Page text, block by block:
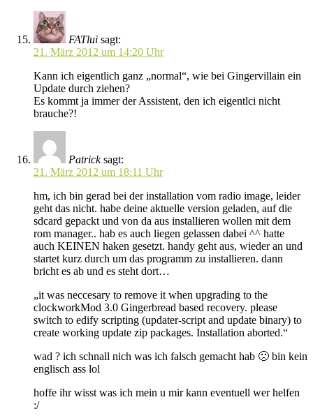
FATlui sagt:
21. März 2012 um 14:20 Uhr
Kann ich eigentlich ganz „normal“, wie bei Gingervillain ein
Update durch ziehen?
Es kommt ja immer der Assistent, den ich eigentlci nicht
brauche?!
Patrick sagt:
21. März 2012 um 18:11 Uhr
hm, ich bin gerad bei der installation vom radio image, leider
geht das nicht. habe deine aktuelle version geladen, auf die
sdcard gepackt und von da aus installieren wollen mit dem
rom manager.. hab es auch liegen gelassen dabei ^^ hatte
auch KEINEN haken gesetzt. handy geht aus, wieder an und
startet kurz durch um das programm zu installieren. dann
bricht es ab und es steht dort…
„it was neccesary to remove it when upgrading to the
clockworkMod 3.0 Gingerbread based recovery. please
switch to edify scripting (updater-script and update binary) to
create working update zip packages. Installation aborted.“
wad ? ich schnall nich was ich falsch gemacht hab 🙁 bin kein
englisch ass lol
hoffe ihr wisst was ich mein u mir kann eventuell wer helfen
:/